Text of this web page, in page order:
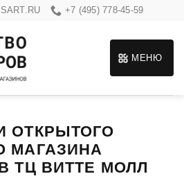
+7 (495) 778-45-59
МЕНЮ
ОТКРЫТОГО
МАГАЗИНА
ТЦ ВИТТЕ МОЛЛ